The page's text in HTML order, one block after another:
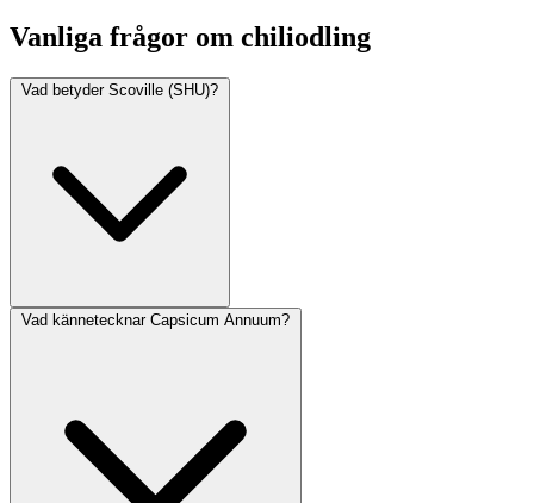
Vanliga frågor om chiliodling
Vad betyder Scoville (SHU)?
Vad kännetecknar Capsicum Annuum?